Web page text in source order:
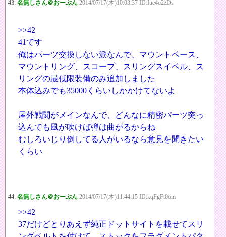
43: 名無しさん＠おーぷん 2014/07/17(木)10:03:37 ID:Iue4o2zDs
>>42
41です
俺はパーツ交換しない派なんで、マウントベース、
マウントリング、スコープ、スリングスイベル、ス
リングの最低限装備のみ追加しました
本体込みでも35000くらいしかかけてないよ
屋外戦闘がメインなんで、どんなに精密パーツ突っ
込んでも風が吹けば弾は曲がるからね
むしろいじり倒してる人がいるなら意見を聞きたい
くらい
44: 名無しさん＠おーぷん 2014/07/17(木)11:44:15 ID:kqFgFt0om
>>42
37だけどとりあえず純正ドットサイトを載せてスリ